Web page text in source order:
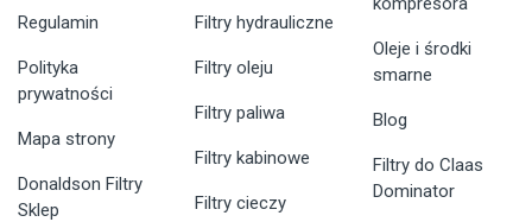
Regulamin
Polityka
prywatności
Mapa strony
Donaldson Filtry
Sklep
Filtry hydrauliczne
Filtry oleju
Filtry paliwa
Filtry kabinowe
Filtry cieczy
Oleje i środki
smarne
Blog
Filtry do Claas
Dominator